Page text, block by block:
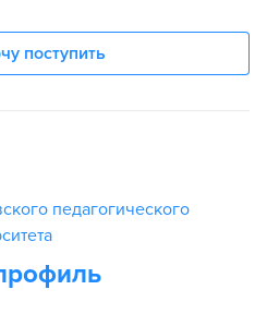
поступить
педагогического